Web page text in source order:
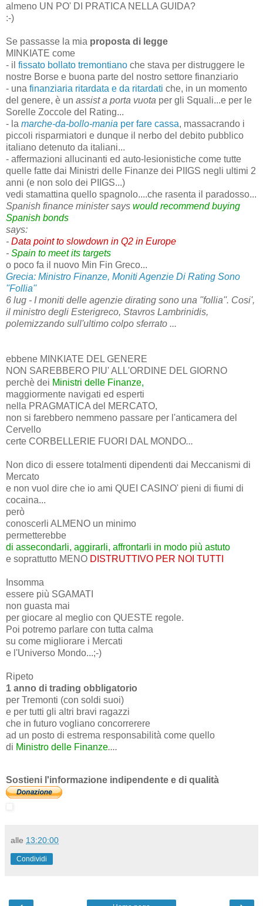
almeno UN PO' DI PRATICA NELLA GUIDA?
:-)
Se passasse la mia proposta di legge
MINKIATE come
- il fissato bollato tremontiano che stava per distruggere le
nostre Borse e buona parte del nostro settore finanziario
- una finanziaria ritardata e da ritardati che, in un momento
del genere, è un assist a porta vuota per gli Squali...e per le
Sorelle Zoccole del Rating...
- la marche-da-bollo-mania per fare cassa, massacrando i
piccoli risparmiatori e dunque il nerbo del debito pubblico
italiano detenuto da italiani...
- affermazioni allucinanti ed auto-lesionistiche come tutte
quelle fatte dai Ministri delle Finanze dei PIIGS negli ultimi 2
anni (e non solo dei PIIGS...)
vedi stamattina quello spagnolo....che rasenta il paradosso...
Spanish finance minister says would recommend buying
Spanish bonds
says:
- Data point to slowdown in Q2 in Europe
- Spain to meet its targets
o poco fa il nuovo Min Fin Greco...
Grecia: Ministro Finanze, Moniti Agenzie Di Rating Sono
''Follia''
6 lug - I moniti delle agenzie dirating sono una ''follia''. Cosi',
il ministro degli Esterigreco, Stavros Lambrinidis,
polemizzando sull'ultimo colpo sferrato ...
ebbene MINKIATE DEL GENERE
NON SAREBBERO PIU' ALL'ORDINE DEL GIORNO
perchè dei Ministri delle Finanze,
maggiormente navigati ed esperti
nella PRAGMATICA del MERCATO,
non si farebbero nemmeno passare per l'anticamera del
Cervello
certe CORBELLERIE FUORI DAL MONDO...
Non dico di essere totalmenti dipendenti dai Meccanismi di
Mercato
e non vuol dire che io ami QUEI CASINO' pieni di fiumi di
cocaina...
però
conoscerli ALMENO un minimo
permetterebbe
di assecondarli, aggirarli, affrontarli in modo più astuto
e soprattutto MENO DISTRUTTIVO PER NOI TUTTI
Insomma
essere più SGAMATI
non guasta mai
per giocare al meglio con QUESTE regole.
Poi potremo parlare con tutta calma
su come migliorare i Mercati
e l'Universo Mondo...;-)
Ripeto
1 anno di trading obbligatorio
per Tremonti (con soldi suoi)
e per tutti gli altri bravi ragazzi
che in futuro vogliano concorrerere
ad un posto di estrema responsabilità come quello
di Ministro delle Finanze....
Sostieni l'informazione indipendente e di qualità
alle 13:20:00
Condividi